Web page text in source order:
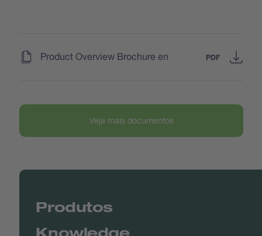
Product Overview Brochure en PDF
Veja mais documentos
Produtos
Knowledge